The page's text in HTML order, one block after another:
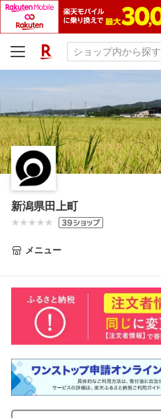
新潟県田上町
メニュー